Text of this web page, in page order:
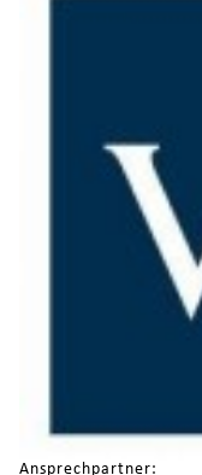
Ansprechpartner: